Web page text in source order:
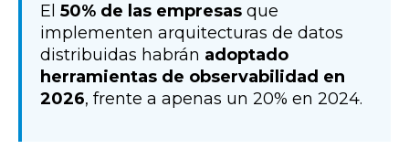
El 50% de las empresas que
implementen arquitecturas de datos
distribuidas habrán adoptado
herramientas de observabilidad en
2026, frente a apenas un 20% en 2024.